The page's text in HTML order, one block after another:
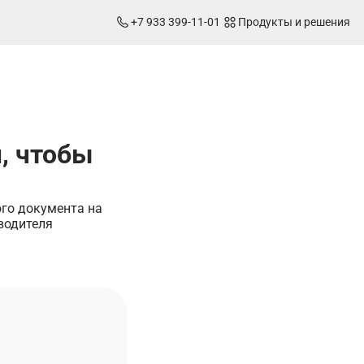
+7 933 399-11-01 Продукты и решения
чтобы
документа на